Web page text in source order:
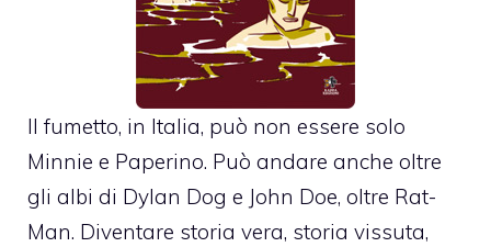
Il fumetto, in Italia, può non essere solo
Minnie e Paperino. Può andare anche oltre
gli albi di Dylan Dog e John Doe, oltre Rat-
Man. Diventare storia vera, storia vissuta,